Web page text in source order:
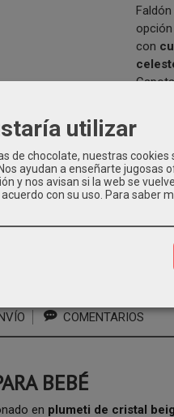
opción
con
eva-martinez-
de-bautizo ropa-bautizo-nina
bautizo bautizo-online
COMENTARIOS
BEBÉ
en plumeti de cristal
utilizar
de chocolate, nuestras cookies
ayudan a enseñarte jugosas
y nos avisan si la web se
con su uso. Para saber